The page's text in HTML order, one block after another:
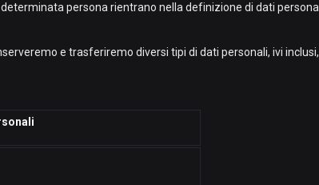
persona rientrano nella definizione di dati
e trasferiremo diversi tipi di dati personali, ivi